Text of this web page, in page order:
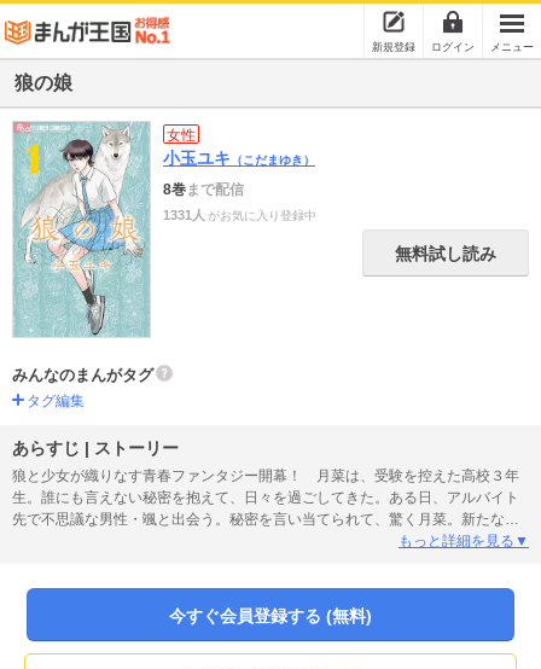
新規登録 ログイン メニュー
狼の娘
女性
小玉ユキ （こだまゆき）
8巻まで配信
1331人 がお気に入り登録中
無料試し読み
みんなのまんがタグ
タグ編集
あらすじ | ストーリー
狼と少女が織りなす青春ファンタジー開幕！ 月菜は、受験を控えた高校３年
生。誰にも言えない秘密を抱えて、日々を過ごしてきた。ある日、アルバイト
先で不思議な男性・颯と出会う。秘密を言い当てられて、驚く月菜。新たな出
会いが月菜自身を大きく変えていくー…。「私は何者なのか？」心に生まれた
もっと詳細を見る▼
今すぐ会員登録する (無料)